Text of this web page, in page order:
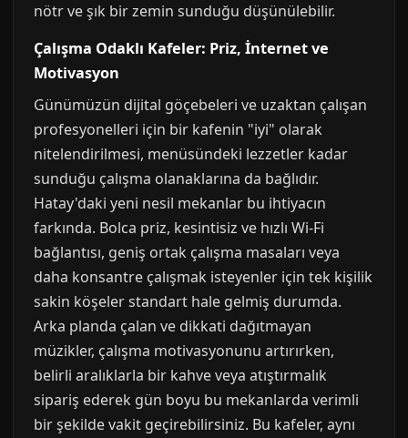
nötr ve şık bir zemin sunduğu düşünülebilir.
Çalışma Odaklı Kafeler: Priz, İnternet ve
Motivasyon
Günümüzün dijital göçebeleri ve uzaktan çalışan
profesyonelleri için bir kafenin "iyi" olarak
nitelendirilmesi, menüsündeki lezzetler kadar
sunduğu çalışma olanaklarına da bağlıdır.
Hatay'daki yeni nesil mekanlar bu ihtiyacın
farkında. Bolca priz, kesintisiz ve hızlı Wi-Fi
bağlantısı, geniş ortak çalışma masaları veya
daha konsantre çalışmak isteyenler için tek kişilik
sakin köşeler standart hale gelmiş durumda.
Arka planda çalan ve dikkati dağıtmayan
müzikler, çalışma motivasyonunu artırırken,
belirli aralıklarla bir kahve veya atıştırmalık
sipariş ederek gün boyu bu mekanlarda verimli
bir şekilde vakit geçirebilirsiniz. Bu kafeler, aynı